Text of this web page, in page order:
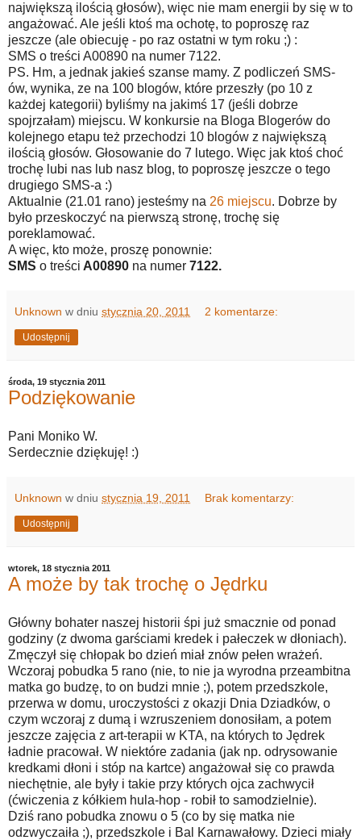
największą ilością głosów), więc nie mam energii by się w to
angażować. Ale jeśli ktoś ma ochotę, to poproszę raz
jeszcze (ale obiecuję - po raz ostatni w tym roku ;) :
SMS o treści A00890 na numer 7122.
PS. Hm, a jednak jakieś szanse mamy. Z podliczeń SMS-
ów, wynika, ze na 100 blogów, które przeszły (po 10 z
każdej kategorii) byliśmy na jakimś 17 (jeśli dobrze
spojrzałam) miejscu. W konkursie na Bloga Blogerów do
kolejnego etapu też przechodzi 10 blogów z największą
ilością głosów. Głosowanie do 7 lutego. Więc jak ktoś choć
trochę lubi nas lub nasz blog, to poproszę jeszcze o tego
drugiego SMS-a :)
Aktualnie (21.01 rano) jesteśmy na 26 miejscu. Dobrze by
było przeskoczyć na pierwszą stronę, trochę się
poreklamować.
A więc, kto może, proszę ponownie:
SMS o treści A00890 na numer 7122.
Unknown w dniu stycznia 20, 2011 2 komentarze:
Udostępnij
środa, 19 stycznia 2011
Podziękowanie
Pani Moniko W.
Serdecznie dziękuję! :)
Unknown w dniu stycznia 19, 2011 Brak komentarzy:
Udostępnij
wtorek, 18 stycznia 2011
A może by tak trochę o Jędrku
Główny bohater naszej historii śpi już smacznie od ponad
godziny (z dwoma garściami kredek i pałeczek w dłoniach).
Zmęczył się chłopak bo dzień miał znów pełen wrażeń.
Wczoraj pobudka 5 rano (nie, to nie ja wyrodna przeambitna
matka go budzę, to on budzi mnie ;), potem przedszkole,
przerwa w domu, uroczystości z okazji Dnia Dziadków, o
czym wczoraj z dumą i wzruszeniem donosiłam, a potem
jeszcze zajęcia z art-terapii w KTA, na których to Jędrek
ładnie pracował. W niektóre zadania (jak np. odrysowanie
kredkami dłoni i stóp na kartce) angażował się co prawda
niechętnie, ale były i takie przy których ojca zachwycił
(ćwiczenia z kółkiem hula-hop - robił to samodzielnie).
Dziś rano pobudka znowu o 5 (co by się matka nie
odzwyczaiła ;), przedszkole i Bal Karnawałowy. Dzieci miały